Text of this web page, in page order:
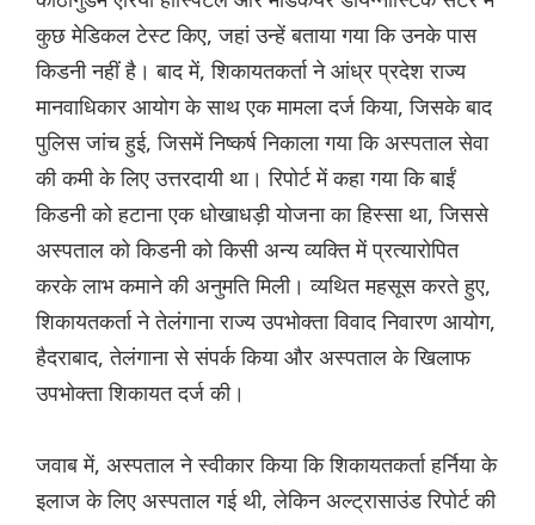
कुछ मेडिकल टेस्ट किए, जहां उन्हें बताया गया कि उनके पास
किडनी नहीं है। बाद में, शिकायतकर्ता ने आंध्र प्रदेश राज्य
मानवाधिकार आयोग के साथ एक मामला दर्ज किया, जिसके बाद
पुलिस जांच हुई, जिसमें निष्कर्ष निकाला गया कि अस्पताल सेवा
की कमी के लिए उत्तरदायी था। रिपोर्ट में कहा गया कि बाईं
किडनी को हटाना एक धोखाधड़ी योजना का हिस्सा था, जिससे
अस्पताल को किडनी को किसी अन्य व्यक्ति में प्रत्यारोपित
करके लाभ कमाने की अनुमति मिली। व्यथित महसूस करते हुए,
शिकायतकर्ता ने तेलंगाना राज्य उपभोक्ता विवाद निवारण आयोग,
हैदराबाद, तेलंगाना से संपर्क किया और अस्पताल के खिलाफ
उपभोक्ता शिकायत दर्ज की।
जवाब में, अस्पताल ने स्वीकार किया कि शिकायतकर्ता हर्निया के
इलाज के लिए अस्पताल गई थी, लेकिन अल्ट्रासाउंड रिपोर्ट की